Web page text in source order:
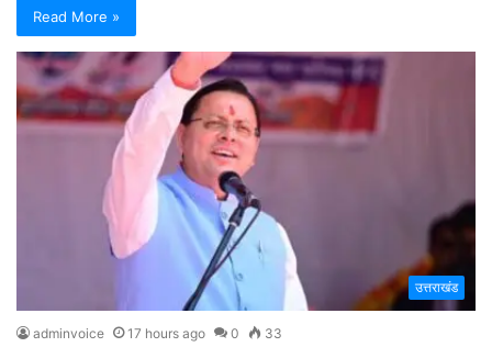
Read More »
उत्तराखंड
adminvoice 17 hours ago 0 33